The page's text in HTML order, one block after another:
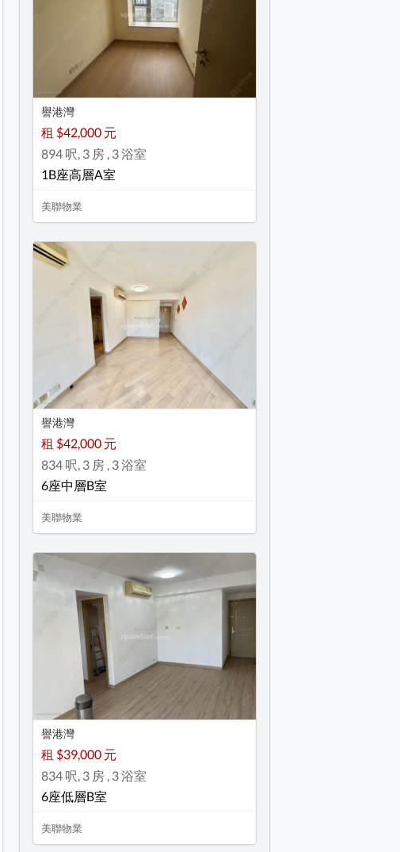
譽港灣
租 $42,000 元
894 呎, 3 房 , 3 浴室
1B座高層A室
美聯物業
譽港灣
租 $42,000 元
834 呎, 3 房 , 3 浴室
6座中層B室
美聯物業
譽港灣
租 $39,000 元
834 呎, 3 房 , 3 浴室
6座低層B室
美聯物業